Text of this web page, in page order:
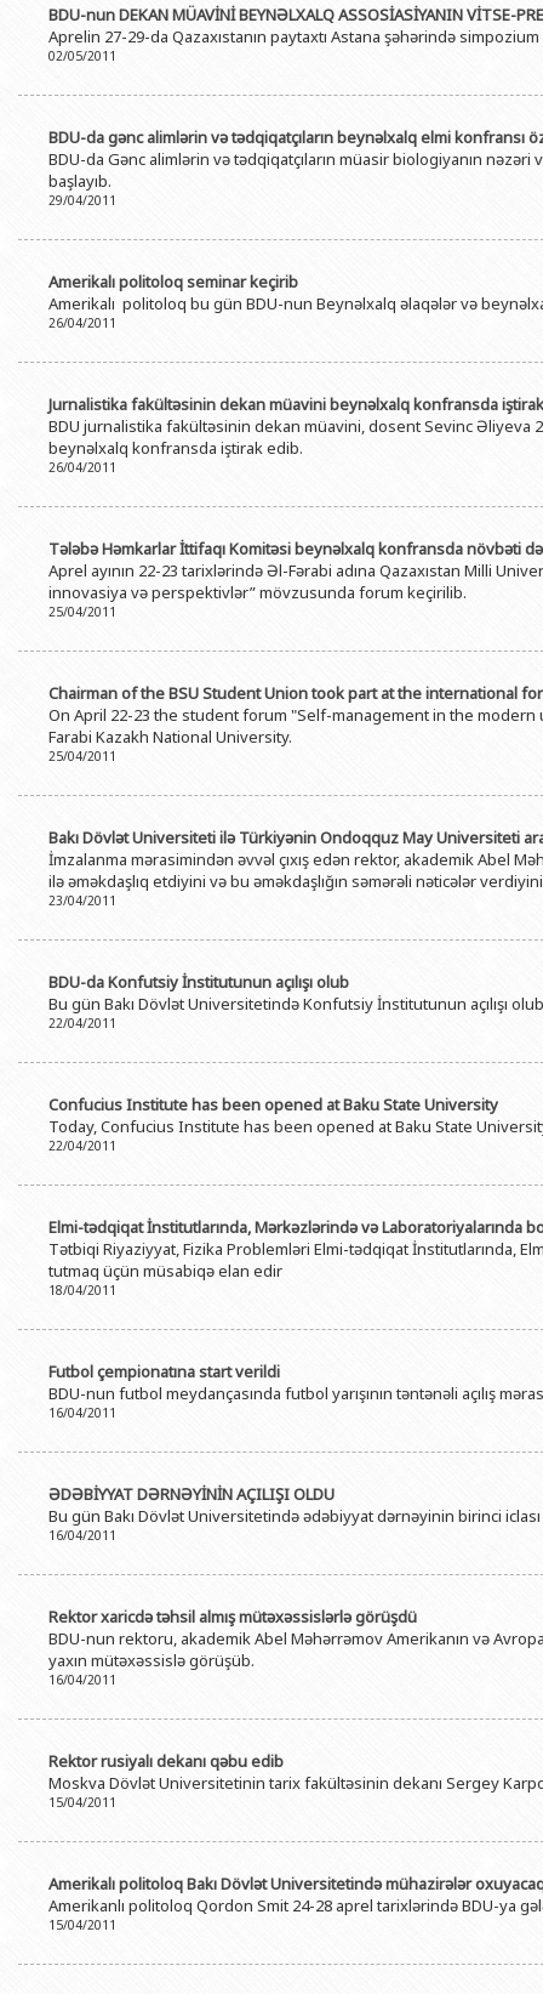
BDU-nun məzunları
Fəxri doktorlarımız
BDU-da təhsil
BDU-da tədris olunan ixtisaslar
Universitet tarixinin ən mühüm hadisələri
İnsan resursları və hüquq şöbəsi
Maliyyə və təminat Departamenti
Keyfiyyətin təminatı, monitorinq
BDU-nun Nəşr Evi
Geologiya fakültəsi
Tarix fakültəsi
Beynəlxalq
Şərqşünasliq
Şəxsi
BDU-nun DEKAN MÜAVİNİ BEYNƏLXALQ ASSOSİASİYANIN VİTSE-
Aprelin 27-29-da Qazaxıstanın paytaxtı Astana şəhərində
02/05/2011
BDU-da gənc alimlərin və tədqiqatçıların beynəlxalq elmi konfransı
BDU-da Gənc alimlərin və tədqiqatçıların müasir biologiyanın
başlayıb.
29/04/2011
Amerikalı politoloq seminar keçirib
Amerikalı politoloq bu gün BDU-nun Beynəlxalq əlaqələr və
26/04/2011
Jurnalistika fakültəsinin dekan müavini beynəlxalq konfransda
BDU jurnalistika fakültəsinin dekan müavini, dosent Sevinc
beynəlxalq konfransda iştirak edib.
26/04/2011
Tələbə Həmkarlar İttifaqı Komitəsi beynəlxalq konfransda növbəti
Aprel ayının 22-23 tarixlərində Əl-Fərabi adına Qazaxıstan Milli
innovasiya və perspektivlər” mövzusunda forum keçirilib.
25/04/2011
Chairman of the BSU Student Union took part at the international
On April 22-23 the student forum "Self-management in the
Farabi Kazakh National University.
25/04/2011
Bakı Dövlət Universiteti ilə Türkiyənin Ondoqquz May Universiteti
İmzalanma mərasimindən əvvəl çıxış edən rektor, akademik Abel
ilə əməkdaşlıq etdiyini və bu əməkdaşlığın səmərəli nəticələr
23/04/2011
BDU-da Konfutsiy İnstitutunun açılışı olub
Bu gün Bakı Dövlət Universitetində Konfutsiy İnstitutunun açılışı
22/04/2011
Confucius Institute has been opened at Baku State University
Today, Confucius Institute has been opened at Baku State
22/04/2011
Elmi-tədqiqat İnstitutlarında, Mərkəzlərində və Laboratoriyalarında
Tətbiqi Riyaziyyat, Fizika Problemləri Elmi-tədqiqat İnstitutlarında,
tutmaq üçün müsabiqə elan edir
18/04/2011
Futbol çempionatına start verildi
BDU-nun futbol meydançasında futbol yarışının təntənəli açılış
16/04/2011
ƏDƏBİYYAT DƏRNƏYİNİN AÇILIŞI OLDU
Bu gün Bakı Dövlət Universitetində ədəbiyyat dərnəyinin birinci
16/04/2011
Rektor xaricdə təhsil almış mütəxəssislərlə görüşdü
BDU-nun rektoru, akademik Abel Məhərrəmov Amerikanın və
yaxın mütəxəssislə görüşüb.
16/04/2011
Rektor rusiyalı dekanı qəbu edib
Moskva Dövlət Universitetinin tarix fakültəsinin dekanı Sergey
15/04/2011
Amerikalı politoloq Bakı Dövlət Universitetində mühazirələr
Amerikanlı politoloq Qordon Smit 24-28 aprel tarixlərində BDU-ya
15/04/2011